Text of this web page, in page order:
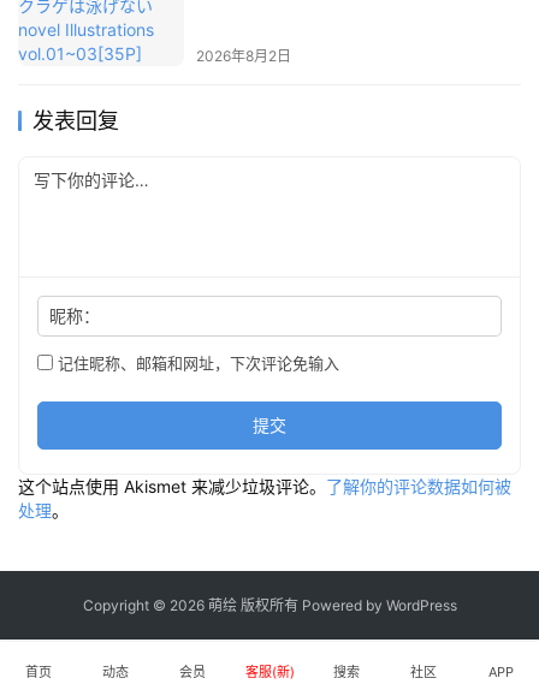
2026年8月2日
发表回复
昵称：
记住昵称、邮箱和网址，下次评论免输入
提交
这个站点使用 Akismet 来减少垃圾评论。 了解你的评论数据如何被
处理。
Copyright © 2026 萌绘 版权所有 Powered by WordPress
首页 动态 会员 客服(新) 搜索 社区 APP